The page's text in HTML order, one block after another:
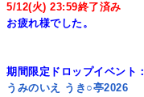
5/12(火) 23:59終了済み
お疲れ様でした。
期間限定ドロップイベント：
うみのいえ うき○亭2026